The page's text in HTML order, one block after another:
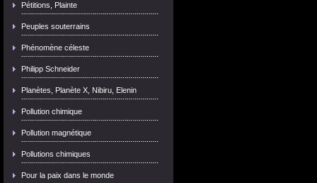
Pétitions, Plainte
Peuples souterrains
Phénomène céleste
Philipp Schneider
Planètes, Planète X, Nibiru, Elenin
Pollution chimique
Pollution magnétique
Pollutions chimiques
Pour la paix dans le monde